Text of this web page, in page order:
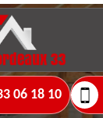
06 18 10